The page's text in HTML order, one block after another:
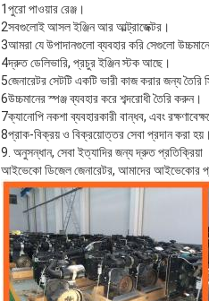
1পুরো পাওয়ার রেঞ্জ।
2সবগুলোই আসল ইঞ্জিন আর আল্ট্রাজেক্টর।
3আমরা যে উপাদানগুলো ব্যবহার করি সেগুলো
4দ্রুত ডেলিভারি, প্রচুর ইঞ্জিন স্টক আছে।
5জেনারেটর সেটটি একটি ভারী কাজ করার জন্য তৈরি
6উচ্চমানের স্পঞ্জ ব্যবহার করে শব্দরোধী তৈরি করুন।
7ক্যানোপি নকশা ব্যবহারকারী বান্ধব, এবং
8প্রাক-বিক্রয় ও বিক্রয়োত্তর সেবা প্রদান করা হয়।
9. অনুসন্ধান, সেবা ইত্যাদির জন্য দ্রুত প্রতিক্রিয়া
আইভেকো ডিজেল জেনারেটর, আমাদের আইভেকোর